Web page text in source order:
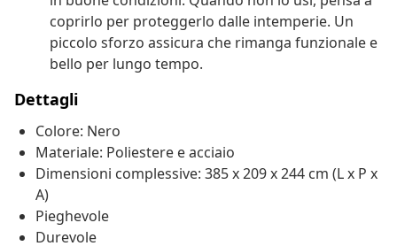
coprirlo per proteggerlo dalle intemperie. Un
piccolo sforzo assicura che rimanga funzionale e
bello per lungo tempo.
Dettagli
Colore: Nero
Materiale: Poliestere e acciaio
Dimensioni complessive: 385 x 209 x 244 cm (L x P x
A)
Pieghevole
Durevole